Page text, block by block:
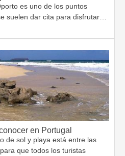
es uno de los puntos
suelen dar cita para disfrutar…
en Portugal
de sol y playa está entre las
que todos los turistas